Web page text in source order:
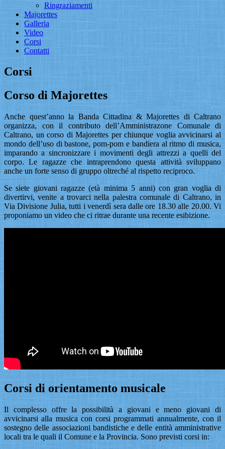
Ringraziamenti
Majorettes
Galleria
Video
Corsi
Contatti
Corsi
Corso di Majorettes
Anche quest’anno la Banda Cittadina & Majorettes di Caltrano
organizza, con il contributo dell’Amministrazone Comunale di
Caltrano, un corso di Majorettes per chiunque voglia avvicinarsi al
mondo dell’uso di bastone, pom-pom e bandiera al ritmo di musica,
imparando a sincronizzare i movimenti degli attrezzi a quelli del
corpo. Le ragazze che intraprendono questa attività sviluppano
anche un forte senso di gruppo oltreché al rispetto reciproco.
Se siete giovani ragazze (età minima 5 anni) con gran voglia di
divertirvi, venite a trovarci nella palestra comunale di Caltrano, in
Via Divisione Julia, tutti i venerdì sera dalle ore 18.30 alle 20.00. Vi
proponiamo un video che ci ritrae durante una recente esibizione.
Corsi di orientamento musicale
Il complesso offre la possibilità a giovani e meno giovani di
avvicinarsi alla musica con corsi programmati annualmente, con il
sostegno delle associazioni bandistiche e delle entità amministrative
locali tra le quali il Comune e la Provincia. Sono previsti corsi in: